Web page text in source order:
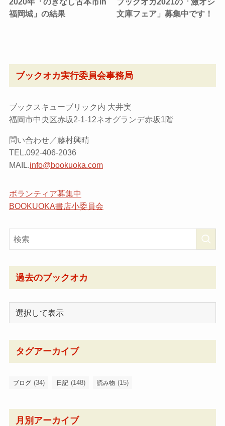
福岡城」の結果
文庫フェア」募集中です！
ブックオカ実行委員会事務局
ブックスキューブリック内 大井実
福岡市中央区赤坂2-1-12ネオグランデ赤坂1階
問い合わせ／藤村興晴
TEL.092-406-2036
MAIL.info@bookuoka.com
ボランティア募集中
BOOKUOKA書店小委員会
過去のブックオカ
タグアーカイブ
ブログ (34) 日記 (148) 読み物 (15)
月別アーカイブ